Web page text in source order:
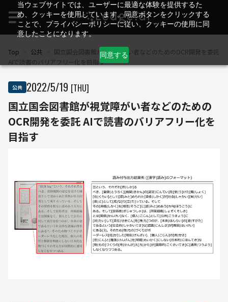
当ウェブサイトでは、ユーザーに最適な体験を提供するた
め、クッキーを使用しています。同意ボタンをクリックする
ことで、プライバシーポリシーに従い、クッキーの使用に同
意したことになります。
同意する
Top 公共
国立国会図書館が視覚障がい者などのためのOCR開発を委託
AIで読書のバリアフリー化を目指す
公共 2022/5/19 [THU]
国立国会図書館が視覚障がい者などのための
OCR開発を委託 AIで読書のバリアフリー化を
目指す